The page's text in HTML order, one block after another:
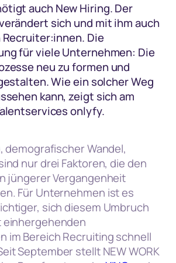
auch New Hiring. Der
sich und mit ihm auch
Die
für viele Unternehmen: Die
neu zu formen und
Wie ein solcher Weg
kann, zeigt sich am
onlyfy.
demografischer Wandel,
nur drei Faktoren, die den
jüngerer Vergangenheit
Für Unternehmen ist es
sich diesem Umbruch
einhergehenden
im Bereich Recruiting schnell
September stellt NEW WORK